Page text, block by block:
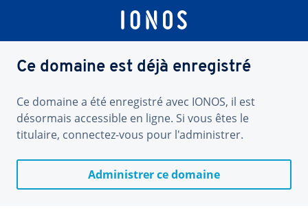
Ce domaine est déjà enregistré
Ce domaine a été enregistré avec IONOS, il est
désormais accessible en ligne. Si vous êtes le
titulaire, connectez-vous pour l'administrer.
Administrer ce domaine